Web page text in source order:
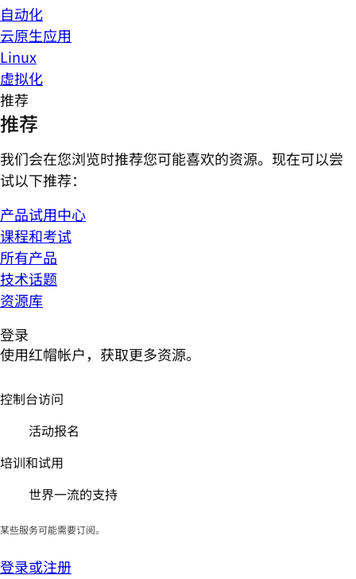
自动化
云原生应用
Linux
虚拟化
推荐
推荐
我们会在您浏览时推荐您可能喜欢的资源。现在可以尝
试以下推荐：
产品试用中心
课程和考试
所有产品
技术话题
资源库
登录
使用红帽帐户，获取更多资源。
控制台访问
活动报名
培训和试用
世界一流的支持
某些服务可能需要订阅。
登录或注册